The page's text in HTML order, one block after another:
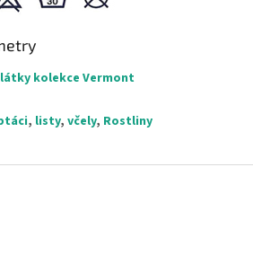
kolekce Vermont
, listy, včely, Rostliny